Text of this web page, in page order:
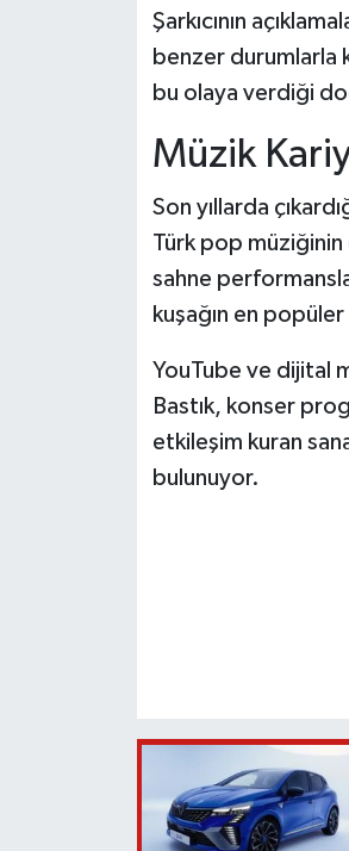
Şarkıcının
benzer durumlarla
bu olaya verdiği
Müzik
Son yıllarda
Türk pop müziğinin
sahne
kuşağın en
YouTube ve dijital
Bastık, konser
etkileşim kuran
bulunuyor.